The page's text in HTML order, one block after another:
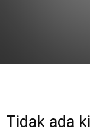
Tidak ada